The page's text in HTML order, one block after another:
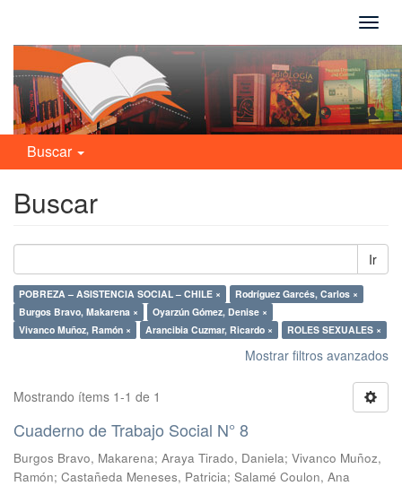
Buscar
Buscar
Ir
POBREZA – ASISTENCIA SOCIAL – CHILE ×
Rodríguez Garcés, Carlos ×
Burgos Bravo, Makarena ×
Oyarzún Gómez, Denise ×
Vivanco Muñoz, Ramón ×
Arancibia Cuzmar, Ricardo × ROLES SEXUALES ×
Mostrar filtros avanzados
Mostrando ítems 1-1 de 1
Cuaderno de Trabajo Social N° 8
Burgos Bravo, Makarena; Araya Tirado, Daniela; Vivanco Muñoz,
Ramón; Castañeda Meneses, Patricia; Salamé Coulon, Ana